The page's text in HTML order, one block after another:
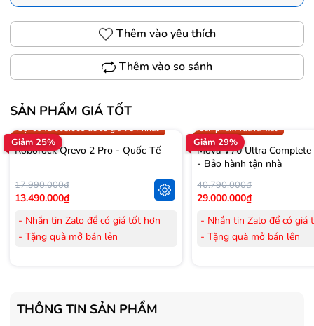
Thêm vào yêu thích
Thêm vào so sánh
SẢN PHẨM GIÁ TỐT
Giảm 25%
Trợ giá 300.000đ
Gọi 0942.008.009 để có giá TỐT nhất
Roborock Qrevo 2 Pro - Quốc Tế
17.990.000₫
13.490.000₫
- Nhắn tin Zalo để có giá tốt hơn
- Tặng quà mở bán lên
- Tặng Voucher trị giá 150.000đ
mua Máy lọc Không khí
Giảm 29%
Sản phẩm vừa ra mắt
Mova V70 Ultra
- Bảo hành tận nhà
40.790.000₫
29.000.000₫
- Nhắn tin Zalo để có giá
- Tặng quà mở bán lên
THÔNG TIN SẢN PHẨM